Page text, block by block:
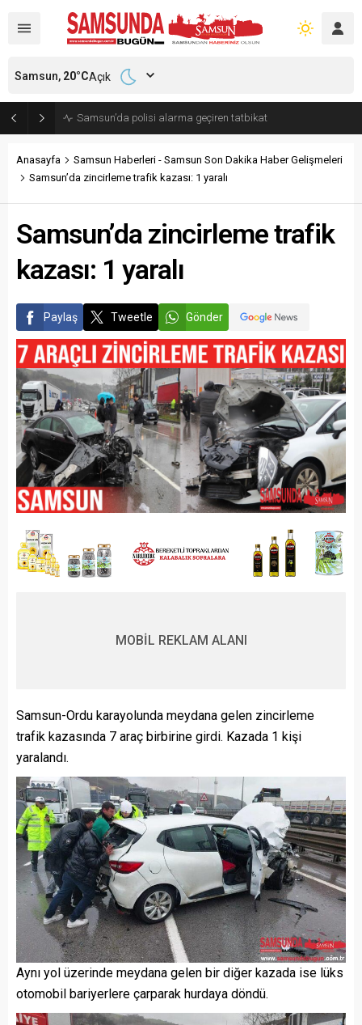
Samsun’da polisi alarma geçiren tatbikat
Samsun, 20°CAçık
Anasayfa
Samsun Haberleri - Samsun Son Dakika Haber Gelişmeleri
Samsun’da zincirleme trafik kazası: 1 yaralı
Samsun’da zincirleme trafik
kazası: 1 yaralı
Paylaş Tweetle Gönder
MOBİL REKLAM ALANI
Samsun-Ordu karayolunda meydana gelen zincirleme
trafik kazasında 7 araç birbirine girdi. Kazada 1 kişi
yaralandı.
Aynı yol üzerinde meydana gelen bir diğer kazada ise lüks
otomobil bariyerlere çarparak hurdaya döndü.